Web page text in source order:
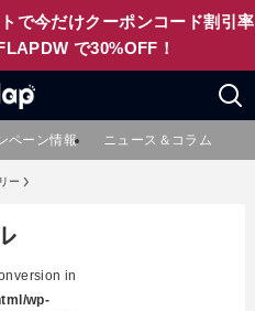
で今だけクーポンコード割引率
で30%OFF！
ペーン情報 ニュース＆コラム
ー
in
wp-